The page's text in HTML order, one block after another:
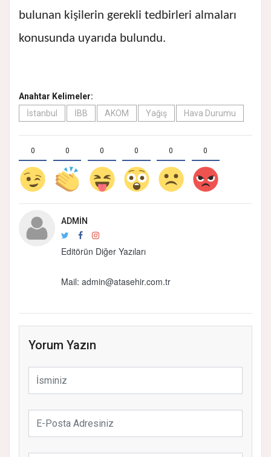
bulunan kişilerin gerekli tedbirleri almaları
konusunda uyarıda bulundu.
Anahtar Kelimeler:
İstanbul
İBB AKOM Yağış Hava Durumu
0 0 0 0 0 0
ADMIN
Editörün Diğer Yazıları
Mail: admin@atasehir.com.tr
Yorum Yazın